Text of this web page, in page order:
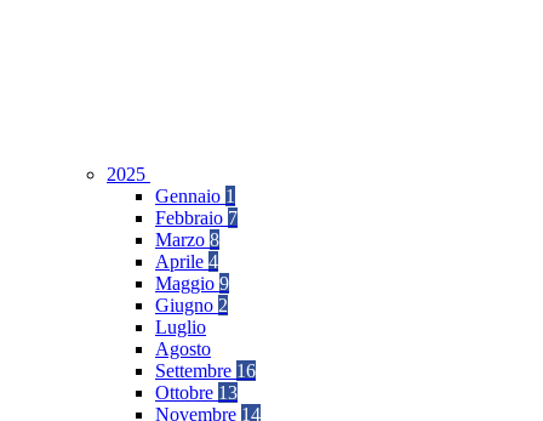
2025
Gennaio 1
Febbraio 7
Marzo 8
Aprile 4
Maggio 9
Giugno 2
Luglio
Agosto
Settembre 16
Ottobre 13
Novembre 14